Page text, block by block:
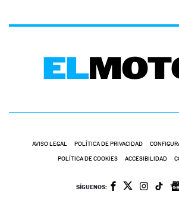
AVISO LEGAL POLÍTICA DE PRIVACIDAD
POLÍTICA DE COOKIES ACCESIBILIDAD
SÍGUENOS: